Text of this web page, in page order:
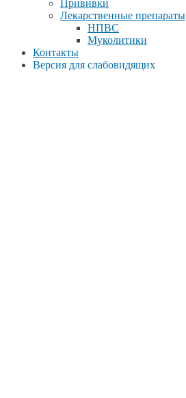
Прививки
Лекарственные препараты
НПВС
Муколитики
Контакты
Версия для слабовидящих